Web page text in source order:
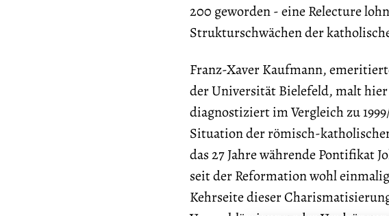
200 geworden - eine Relecture
Strukturschwächen der
Franz-Xaver Kaufmann,
der Universität Bielefeld, malt
diagnostiziert im Vergleich zu
Situation der römisch-
das 27 Jahre währende Pontifikat
seit der Reformation wohl
Kehrseite dieser